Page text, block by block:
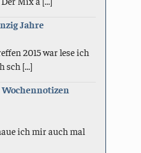
Jahre
2015 war lese ich
sch [...]
Wochennotizen
ich mir auch mal